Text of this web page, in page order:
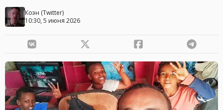
Коэн (Twitter)
10:30, 5 июня 2026